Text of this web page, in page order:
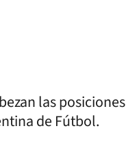
las posiciones
de Fútbol.